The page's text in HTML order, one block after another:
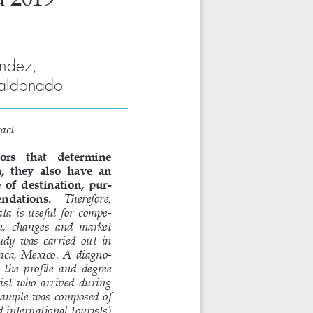
Hernández,
that    determine
they  also  have  an
of  destination,  pur-
Therefore,
is  useful  for  compe-
changes  and  market
was  carried  out  in
Mexico.  A  diagno-
profile  and  degree
who  arrived  during
was  composed  of
international tourists)